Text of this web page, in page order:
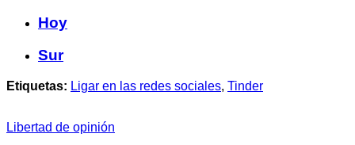
Hoy
Sur
Etiquetas: Ligar en las redes sociales, Tinder
Libertad de opinión